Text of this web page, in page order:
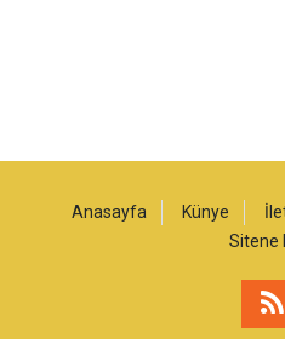
Anasayfa Künye
Sitene